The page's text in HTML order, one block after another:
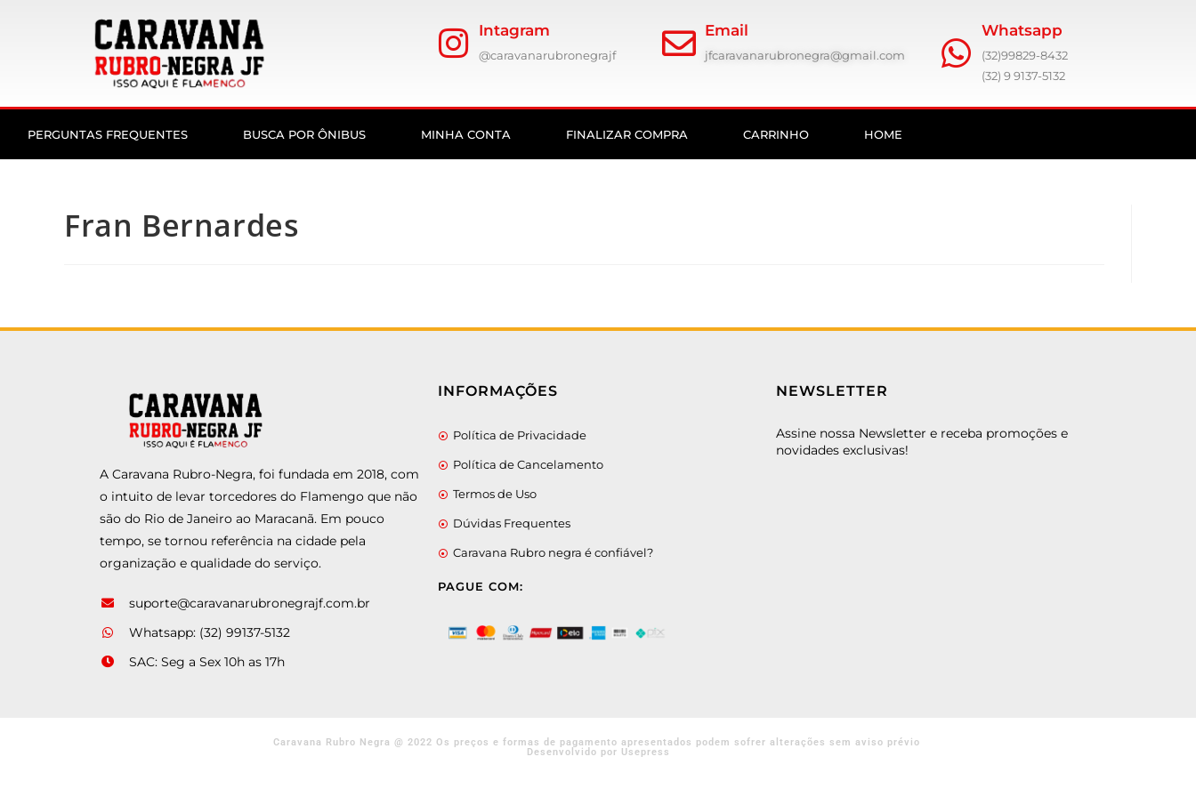
Intagram
@caravanarubronegrajf
Email
jfcaravanarubronegra@gmail.com
Whatsapp
(32)99829-8432
(32) 9 9137-5132
PERGUNTAS FREQUENTES BUSCA POR ÔNIBUS MINHA CONTA FINALIZAR COMPRA CARRINHO HOME
Fran Bernardes
A Caravana Rubro-Negra, foi fundada em 2018, com
o intuito de levar torcedores do Flamengo que não
são do Rio de Janeiro ao Maracanã. Em pouco
tempo, se tornou referência na cidade pela
organização e qualidade do serviço.
suporte@caravanarubronegrajf.com.br
Whatsapp: (32) 99137-5132
SAC: Seg a Sex 10h as 17h
INFORMAÇÕES
Política de Privacidade
Política de Cancelamento
Termos de Uso
Dúvidas Frequentes
Caravana Rubro negra é confiável?
PAGUE COM:
NEWSLETTER
Assine nossa Newsletter e receba promoções e
novidades exclusivas!
Caravana Rubro Negra @ 2022 Os preços e formas de pagamento apresentados podem sofrer alterações sem aviso prévio
Desenvolvido por Usepress